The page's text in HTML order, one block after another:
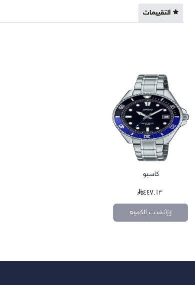
التقييمات
كاسيو
٤٤٧.١٣
نفدت الكمية